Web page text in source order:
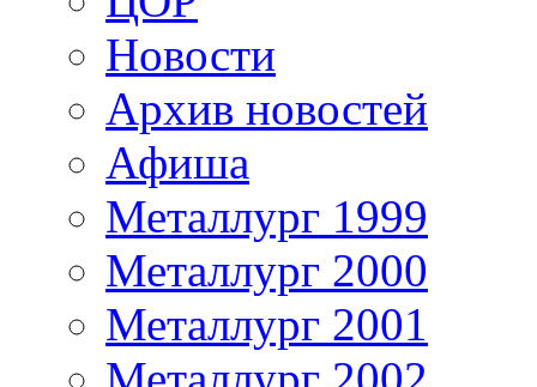
Новости
Архив новостей
Афиша
Металлург 1999
Металлург 2000
Металлург 2001